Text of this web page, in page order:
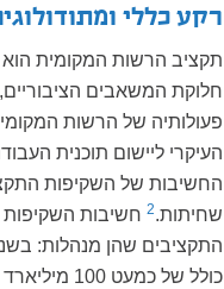
רקע כללי
תקציב הרשות המקומית
חלוקת המשאבים
פעולותיה של הרשות
העיקרי ליישום תוכנית
החשיבות של השקיפות
שחיתות.2 חשיבות